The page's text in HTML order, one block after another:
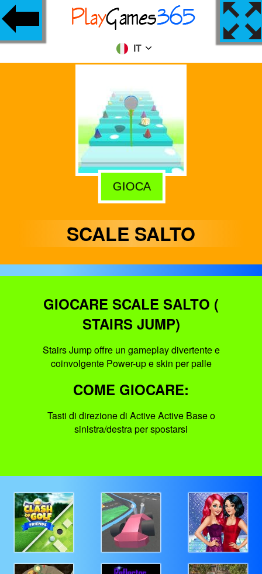
IT
GIOCA
SCALE SALTO
GIOCARE SCALE SALTO (
STAIRS JUMP)
Stairs Jump offre un gameplay divertente e
coinvolgente Power-up e skin per palle
COME GIOCARE:
Tasti di direzione di Active Active Base o
sinistra/destra per spostarsi